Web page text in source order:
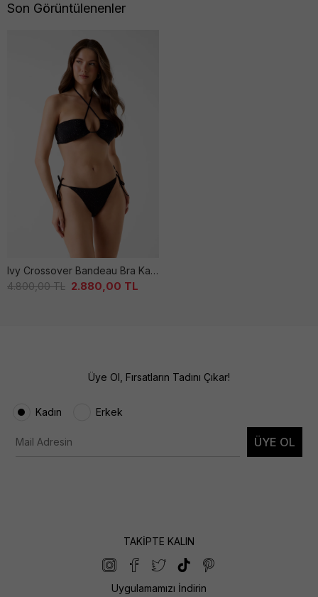
Son Görüntülenenler
Ivy Crossover Bandeau Bra Kadın Si̇yah
4.800,00TL 2.880,00 TL
Üye Ol, Fırsatların Tadını Çıkar!
Kadın Erkek
ÜYE OL
TAKİPTE KALIN
Uygulamamızı İndirin